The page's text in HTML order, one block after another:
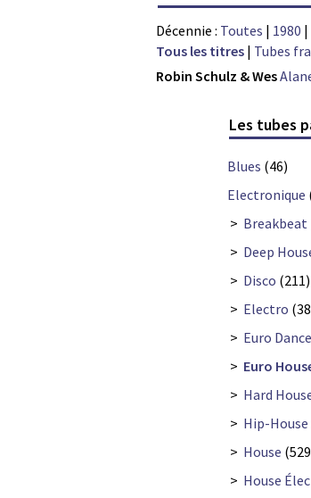
Décennie : Toutes | 1980 |
Tous les titres | Tubes
Robin Schulz & Wes
Les tubes
Blues (46)
Electronique
> Breakbeat
> Deep
> Disco (211)
> Electro
> Euro Dance
> Euro
> Hard
> Hip-House
> House
> House